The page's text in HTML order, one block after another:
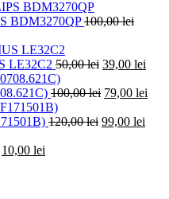
BDM3270QP100,00lei
LE32C2 50,00lei Prețul
a
50,00 lei.
39,00 lei
este:
100,00lei Prețul
a
79,00 lei
120,00lei Prețul
99,00 lei
Prețul
10,00 lei